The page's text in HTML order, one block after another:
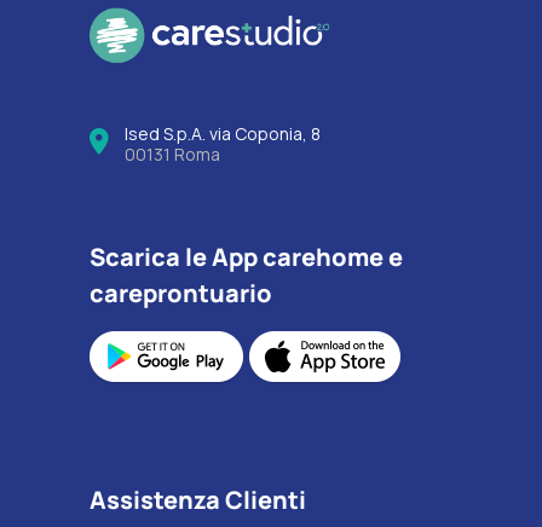
Ised S.p.A. via Coponia, 8
00131 Roma
Scarica le App carehome e
careprontuario
Assistenza Clienti